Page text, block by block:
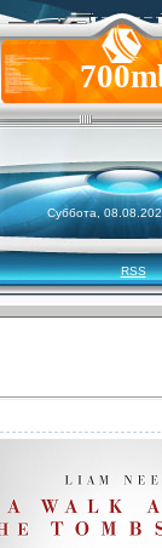
Суббота,
RSS